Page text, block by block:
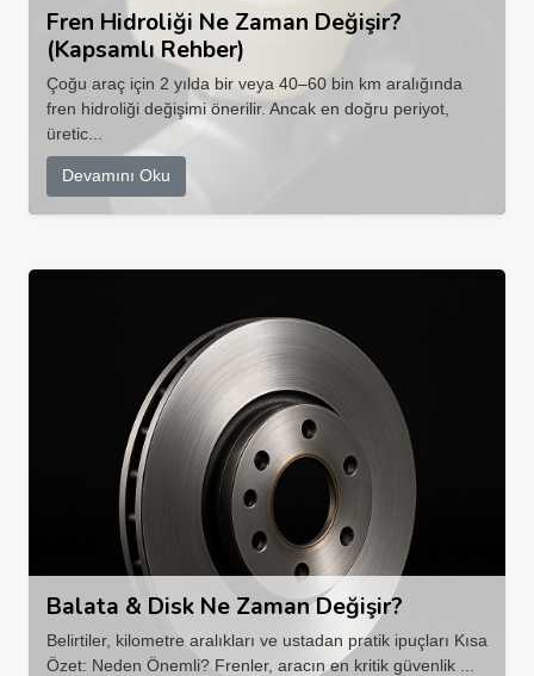
Fren Hidroliği Ne Zaman Değişir?
(Kapsamlı Rehber)
Çoğu araç için 2 yılda bir veya 40–60 bin km aralığında
fren hidroliği değişimi önerilir. Ancak en doğru periyot,
üretic...
Devamını Oku
Balata & Disk Ne Zaman Değişir?
Belirtiler, kilometre aralıkları ve ustadan pratik ipuçları Kısa
Özet: Neden Önemli? Frenler, aracın en kritik güvenlik ...